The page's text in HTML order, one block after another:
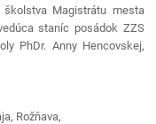
školstva Magistrátu mesta
staníc posádok ZZS
PhDr. Anny Hencovskej,
Rožňava,